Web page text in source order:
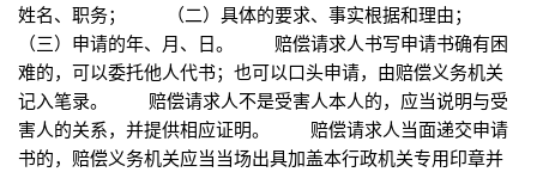
姓名、职务； （二）具体的要求、事实根据和理由；
（三）申请的年、月、日。 赔偿请求人书写申请书确有困
难的，可以委托他人代书；也可以口头申请，由赔偿义务机关
记入笔录。 赔偿请求人不是受害人本人的，应当说明与受
害人的关系，并提供相应证明。 赔偿请求人当面递交申请
书的，赔偿义务机关应当当场出具加盖本行政机关专用印章并